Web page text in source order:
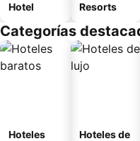
Hotel Resorts
Categorías
Hoteles
Hoteles de